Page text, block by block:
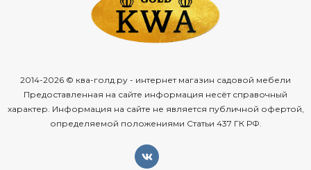
2014-2026 © ква-голд.ру - интернет магазин садовой мебели
Предоставленная на сайте информация несёт справочный
характер. Информация на сайте не является публичной офертой,
определяемой положениями Статьи 437 ГК РФ.